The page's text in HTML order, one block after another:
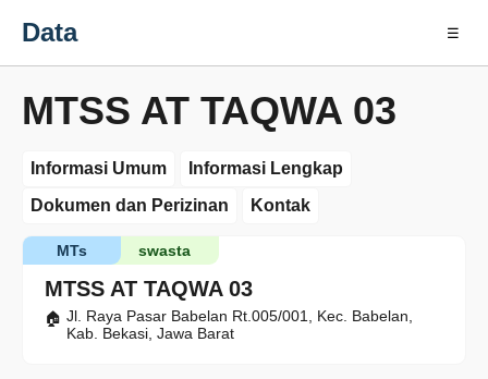
Data ☰
MTSS AT TAQWA 03
Informasi Umum
Informasi Lengkap
Dokumen dan Perizinan
Kontak
MTSS AT TAQWA 03
swasta
MTs
Jl. Raya Pasar Babelan Rt.005/001, Kec. Babelan,
Kab. Bekasi, Jawa Barat